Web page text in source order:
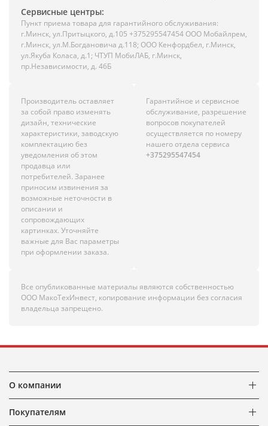
Сервисные центры:
Пункт приема товара для гарантийного обслуживания:
г.Минск, ул.Притыцкого, д.105 +375295547454 ООО Мобайлрем,
г.Минск, ул.М.Богдановича д.118; ООО Кенфордбел, г.Минск,
ул.Якуба Коласа, д.1; ЧТУП МобиЛАБ, г.Минск,
пр.Независимости, д. 46Б
Производитель оставляет
за собой право изменять
дизайн, технические
характеристики, заводскую
комплектацию без
уведомления об этом
продавца или
потребителей. Заранее
приносим извинения за
возможные неточности в
описании и
сопровождающих
картинках. Уточняйте
важные для Вас параметры
при оформлении заказа.
Гарантийное и сервисное
обслуживание, разрешение
вопросов покупателей
осуществляется по номеру
нашего отдела сервиса
+375295547454
Все опубликованные материалы являются собственностью
ООО МакоТехИнвест, копирование информации без согласия
владельца запрещено.
О компании
Покупателям